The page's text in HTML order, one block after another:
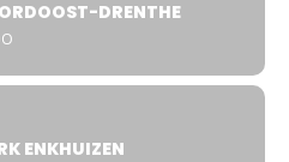
DRENTHE
ENKHUIZEN